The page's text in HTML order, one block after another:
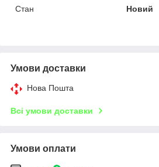
Стан
Новий
Умови доставки
Нова Пошта
Всі умови доставки
Умови оплати